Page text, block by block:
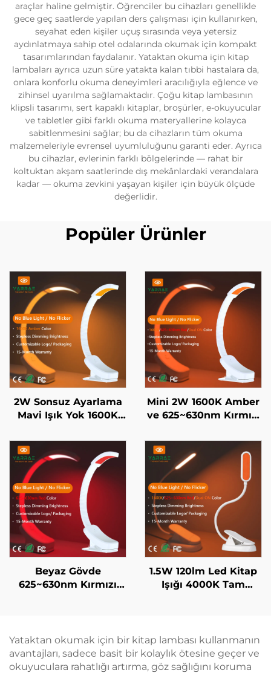
araçlar haline gelmiştir. Öğrenciler bu cihazları genellikle
gece geç saatlerde yapılan ders çalışması için kullanırken,
seyahat eden kişiler uçuş sırasında veya yetersiz
aydınlatmaya sahip otel odalarında okumak için kompakt
tasarımlarından faydalanır. Yataktan okuma için kitap
lambaları ayrıca uzun süre yatakta kalan tıbbi hastalara da,
onlara konforlu okuma deneyimleri aracılığıyla eğlence ve
zihinsel uyarılma sağlamaktadır. Çoğu kitap lambasının
klipsli tasarımı, sert kapaklı kitaplar, broşürler, e-okuyucular
ve tabletler gibi farklı okuma materyallerine kolayca
sabitlenmesini sağlar; bu da cihazların tüm okuma
malzemeleriyle evrensel uyumluluğunu garanti eder. Ayrıca
bu cihazlar, evlerinin farklı bölgelerinde — rahat bir
koltuktan akşam saatlerinde dış mekânlardaki verandalara
kadar — okuma zevkini yaşayan kişiler için büyük ölçüde
değerlidir.
Popüler Ürünler
2W Sonsuz Ayarlama
Mavi Işık Yok 1600K
Rengi Siyah Cisim LED
Kitap Işığı
Mini 2W 1600K Amber
ve 625~630nm Kırmızı
Flicker Yok Beyaz
Gövdeli LED Kitap Işığı
Beyaz Gövde
625~630nm Kırmızı
Hafızası 800mAh Pil
60 Saat Çalışma Süresi
1 Saatte Hızlı Şarj
1.5W 120lm Led Kitap
Işığı 4000K Tam
Işığı
Yataktan okumak için bir kitap lambası kullanmanın
avantajları, sadece basit bir kolaylık ötesine geçer ve
okuyuculara rahatlığı artırma, göz sağlığını koruma